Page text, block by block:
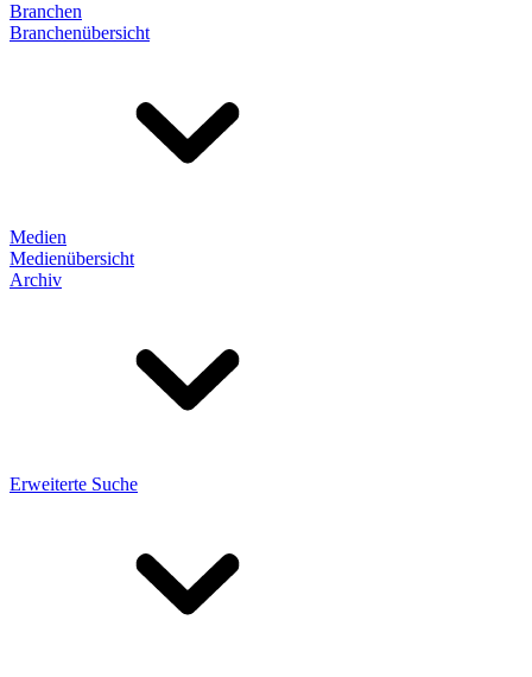
Branchen
Branchenübersicht
Medien
Medienübersicht
Archiv
Erweiterte Suche